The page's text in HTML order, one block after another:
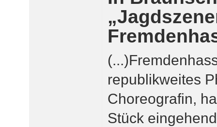
republikweites
Choreografin,
Stück